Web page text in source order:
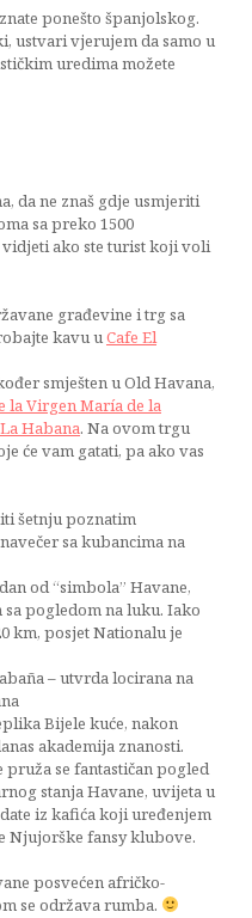
ponešto španjolskog.
ustvari vjerujem da samo u
uredima možete
da ne znaš gdje usmjeriti
sa preko 1500
vidjeti ako ste turist koji voli
građevine i trg sa
kavu uCafe El
smješten u Old Havana,
la Virgen María de la
Habana. Na ovom trgu
će vam gatati, pa ako vas
šetnju poznatim
sa kubancima na
od “simbola” Havane,
sa pogledom na luku. Iako
km, posjet Nationalu je
– utvrda locirana na
Bijele kuće, nakon
akademija znanosti.
pruža se fantastičan pogled
stanja Havane, uvijeta u
iz kafića koji uređenjem
Njujorške fansy klubove.
posvećen afričko-
se održava rumba.